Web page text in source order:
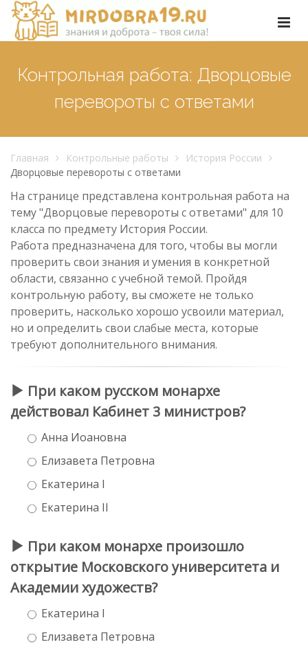
Контрольная работа: Дворцовые
перевороты с ответами
Главная Контрольные работы
История России
Дворцовые перевороты с ответами
На странице представлена контрольная работа на
тему "Дворцовые перевороты с ответами" для 10
класса по предмету История России.
Работа предназначена для того, чтобы вы могли
проверить свои знания и умения в конкретной
области, связанно с учебной темой. Пройдя
контрольную работу, вы сможете не только
проверить, насколько хорошо усвоили материал,
но и определить свои слабые места, которые
требуют дополнительного внимания.
При каком русском монархе
действовал Кабинет 3 министров?
Анна Иоановна
Елизавета Петровна
Екатерина I
Екатерина II
При каком монархе произошло
открытие Московского университета и
Академии художеств?
Екатерина I
Елизавета Петровна